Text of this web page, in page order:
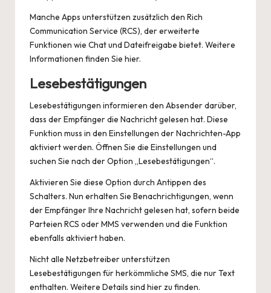
Manche Apps unterstützen zusätzlich den Rich
Communication Service (RCS), der erweiterte
Funktionen wie Chat und Dateifreigabe bietet. Weitere
Informationen finden Sie hier.
Lesebestätigungen
Lesebestätigungen informieren den Absender darüber,
dass der Empfänger die Nachricht gelesen hat. Diese
Funktion muss in den Einstellungen der Nachrichten-App
aktiviert werden. Öffnen Sie die Einstellungen und
suchen Sie nach der Option „Lesebestätigungen“.
Aktivieren Sie diese Option durch Antippen des
Schalters. Nun erhalten Sie Benachrichtigungen, wenn
der Empfänger Ihre Nachricht gelesen hat, sofern beide
Parteien RCS oder MMS verwenden und die Funktion
ebenfalls aktiviert haben.
Nicht alle Netzbetreiber unterstützen
Lesebestätigungen für herkömmliche SMS, die nur Text
enthalten. Weitere Details sind hierzu finden.